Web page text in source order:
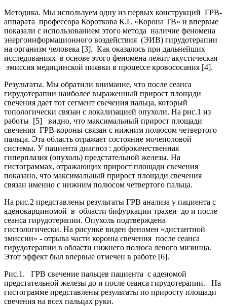
Методика. Мы используем одну из первых конструкций ГРВ-
аппарата профессора Короткова К.Г. «Корона ТВ» и впервые
показали с использованием этого метода наличие феномена
энергоинформационного воздействия (ЭИВ) гирудотерапии
на организм человека [3]. Как оказалось при дальнейших
исследованиях в основе этого феномена лежит акустическая
эмиссия медицинской пиявки в процессе кровососания [4].
Результаты. Мы обратили внимание, что после сеанса
гирудотерапии наиболее выраженный прирост площади
свечения дает тот сегмент свечения пальца, который
топологически связан с локализацией опухоли. На рис.1 из
работы [5] видно, что максимальный прирост площади
свечения ГРВ-короны связан с нижним полюсом четвертого
пальца. Эта область отражает состояние мочеполовой
системы. У пациента диагноз : доброкачественная
гиперплазия (опухоль) предстательной железы. На
гистограммах, отражающих прирост площади свечения
показано, что максимальный прирост площади свечения
связан именно с нижним полюсом четвертого пальца.
На рис.2 представлены результаты ГРВ анализа у пациента с
аденокарциномой в области бифуркации трахеи до и после
сеанса гирудотерапии. Опухоль подтверждена
гистологически. На рисунке виден феномен «дистантной
эмиссии» - отрыва части короны свечения после сеанса
гирудотерапии в области нижнего полюса левого мизинца.
Этот эффект был впервые отмечен в работе [6].
Рис.1. ГРВ свечение пальцев пациента с аденомой
предстательной железы до и после сеанса гирудотерапии. На
гистограмме представлены результаты по приросту площади
свечения на всех пальцах руки.